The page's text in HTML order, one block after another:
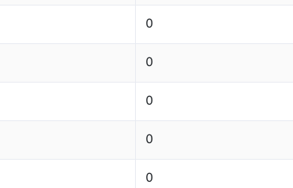
0
0
0
0
0